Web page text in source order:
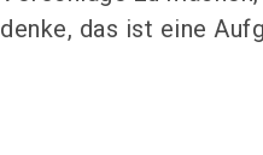
denke, das ist eine